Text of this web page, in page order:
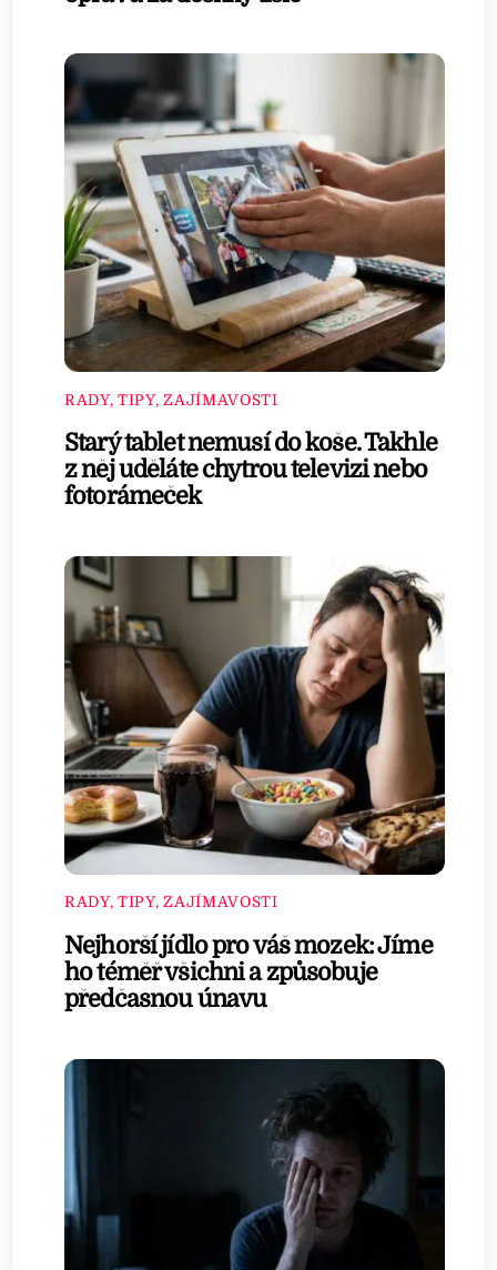
RADY, TIPY, ZAJÍMAVOSTI
Starý tablet nemusí do koše. Takhle
z něj uděláte chytrou televizi nebo
fotorámeček
RADY, TIPY, ZAJÍMAVOSTI
Nejhorší jídlo pro váš mozek: Jíme
ho téměř všichni a způsobuje
předčasnou únavu